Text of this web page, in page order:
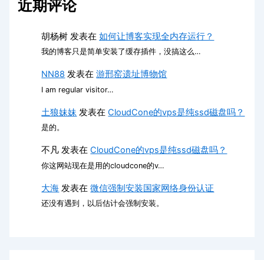
近期评论
胡杨树 发表在如何让博客实现全内存运行？
我的博客只是简单安装了缓存插件，没搞这么…
NN88 发表在游邢窑遗址博物馆
I am regular visitor…
土狼妹妹 发表在CloudCone的vps是纯ssd磁盘吗？
是的。
不凡 发表在CloudCone的vps是纯ssd磁盘吗？
你这网站现在是用的cloudcone的v…
大海 发表在微信强制安装国家网络身份认证
还没有遇到，以后估计会强制安装。